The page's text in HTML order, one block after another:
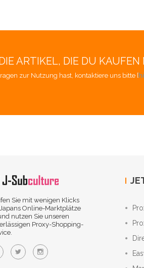
ARTIKEL, DIE DU
zur Nutzung hast, kontaktiere uns bitte [
Sie mit wenigen Klicks
Online-Marktplätze
nutzen Sie unseren
Proxy-Shopping-